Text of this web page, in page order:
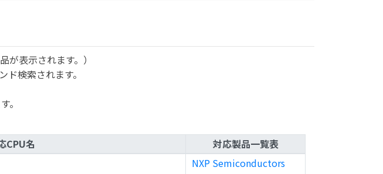
が表示されます。）
検索されます。
。
CPU名
対応製品一覧表
NXP Semiconductors